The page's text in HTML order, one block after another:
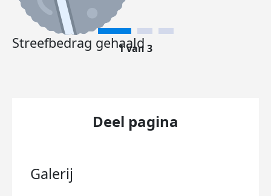
Streefbedrag gehaald
1 van 3
Deel pagina
Galerij